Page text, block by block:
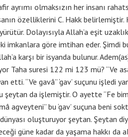
ayrımı olmaksızın her insanı
özelliklerini C. Hakk belirlemiştir.
Dolayısıyla Allah’a eşit
imkanlara göre imtihan eder. Şimdi
karşı bir isyanda bulunur.
Taha suresi 122 mi 123 mü? “Ve
etti. “Ve gavâ” ‘gav’ suçunu işledi
şeytan da işlemiştir. O ayette “Fe
agveyteni” bu ‘gav’ suçuna beni
oluşturuyor şeytan. Şeytan
güne kadar da yaşama hakkı da